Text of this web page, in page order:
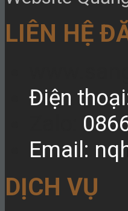
LIÊN HỆ
Điện
Email:
DỊCH VỤ